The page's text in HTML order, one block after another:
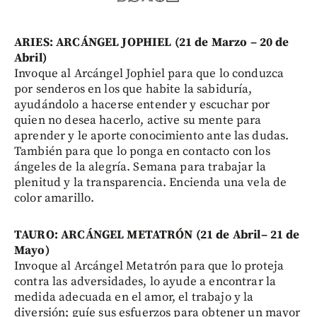
ARIES: ARCÁNGEL JOPHIEL (21 de Marzo – 20 de
Abril)
Invoque al Arcángel Jophiel para que lo conduzca
por senderos en los que habite la sabiduría,
ayudándolo a hacerse entender y escuchar por
quien no desea hacerlo, active su mente para
aprender y le aporte conocimiento ante las dudas.
También para que lo ponga en contacto con los
ángeles de la alegría. Semana para trabajar la
plenitud y la transparencia. Encienda una vela de
color amarillo.
TAURO: ARCÁNGEL METATRÓN (21 de Abril– 21 de
Mayo)
Invoque al Arcángel Metatrón para que lo proteja
contra las adversidades, lo ayude a encontrar la
medida adecuada en el amor, el trabajo y la
diversión; guíe sus esfuerzos para obtener un mayor